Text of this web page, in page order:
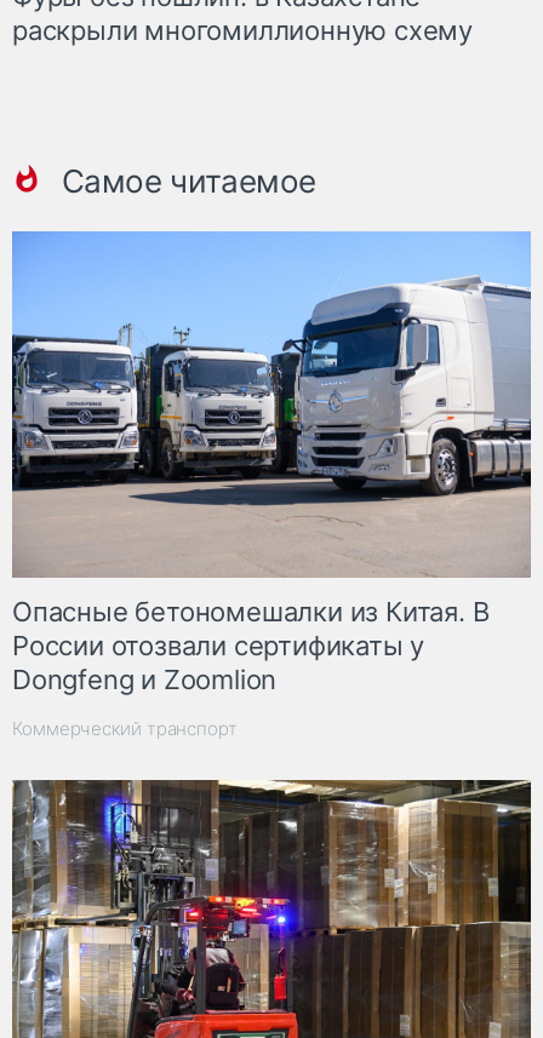
раскрыли многомиллионную схему
Самое читаемое
Опасные бетономешалки из Китая. В
России отозвали сертификаты у
Dongfeng и Zoomlion
Коммерческий транспорт